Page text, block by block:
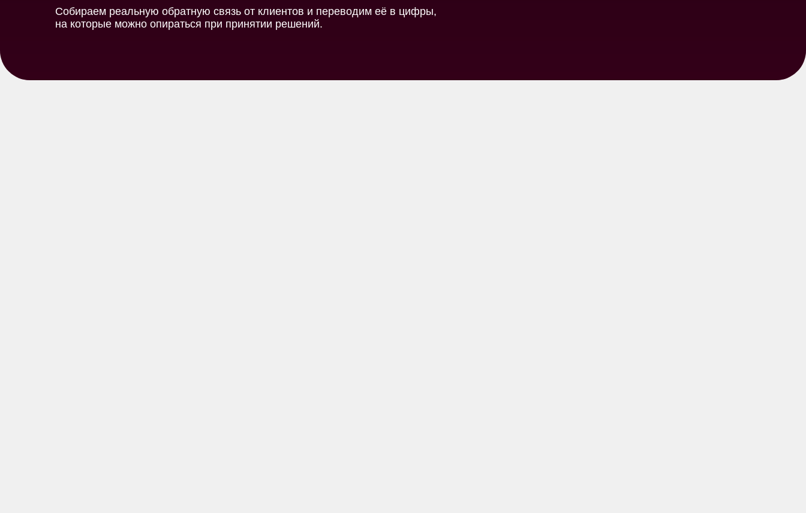
Собираем реальную обратную связь от клиентов и переводим её в цифры,
на которые можно опираться при принятии решений.